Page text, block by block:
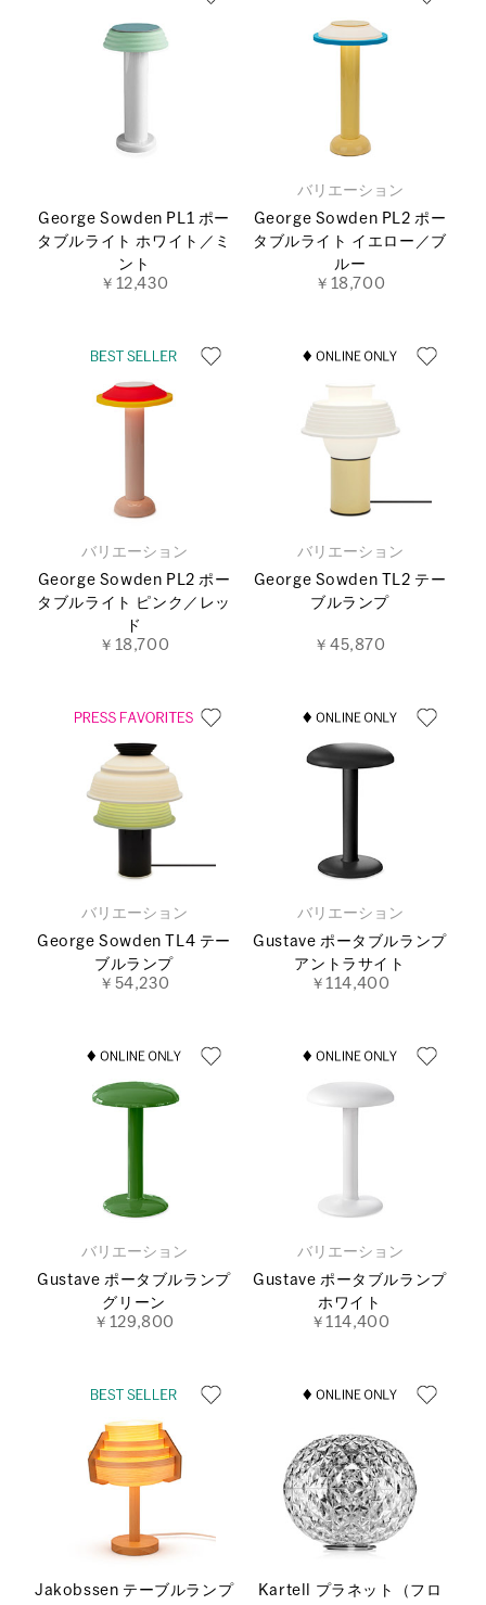
George Sowden PL1 ポー
タブルライト ホワイト／ミ
ント
￥12,430
バリエーション
George Sowden PL2 ポー
タブルライト イエロー／ブ
ルー
￥18,700
バリエーション
George Sowden PL2 ポー
タブルライト ピンク／レッ
ド
￥18,700
バリエーション
George Sowden TL2 テー
ブルランプ
￥45,870
バリエーション
George Sowden TL4 テー
ブルランプ
￥54,230
バリエーション
Gustave ポータブルランプ
アントラサイト
￥114,400
バリエーション
Gustave ポータブルランプ
グリーン
￥129,800
バリエーション
Gustave ポータブルランプ
ホワイト
￥114,400
Jakobssen テーブルランプ
Kartell プラネット（フロ